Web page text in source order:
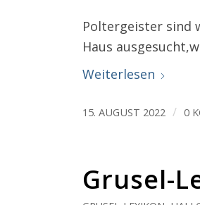
Poltergeister sind
Haus
Weiterlesen
15. AUGUST 2022 / 0
Grusel-